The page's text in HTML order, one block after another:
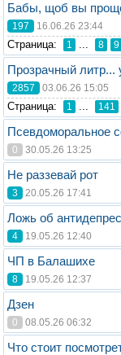
Бабы, щоб вы
197 16.06.26 23:44
Стрaница: 1 8 9
Прозрачный литр...
2857 03.06.26 15:05
Стрaница: 1 141
Псевдоморальное
0 30.05.26 13:25
Не раззевай рот
3 20.05.26 17:41
Ложь об
4 19.05.26 12:40
ЧП в Балашихе
8 19.05.26 12:37
Дзен
0 08.05.26 06:32
Что стоит